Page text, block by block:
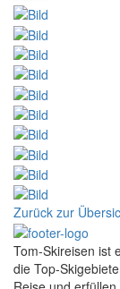
Zurück zur
Tom-Skireisen ist
die Top-